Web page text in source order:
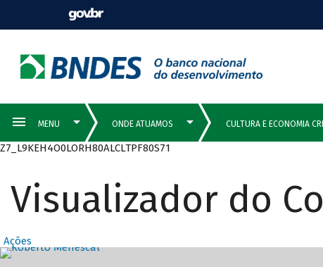
Z7_L9KEH4O0LORH80ALCLTPF80S71
Visualizador do
Ações